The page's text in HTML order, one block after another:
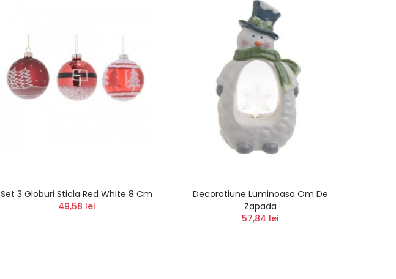
Set 3 Globuri Sticla Red White 8 Cm
49,58 lei
Decoratiune Luminoasa Om De
Zapada
57,84 lei